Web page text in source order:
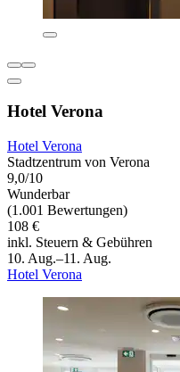
Hotel Verona
Hotel Verona
Stadtzentrum von Verona
9,0/10
Wunderbar
(1.001 Bewertungen)
108 €
inkl. Steuern & Gebühren
10. Aug.–11. Aug.
Hotel Verona